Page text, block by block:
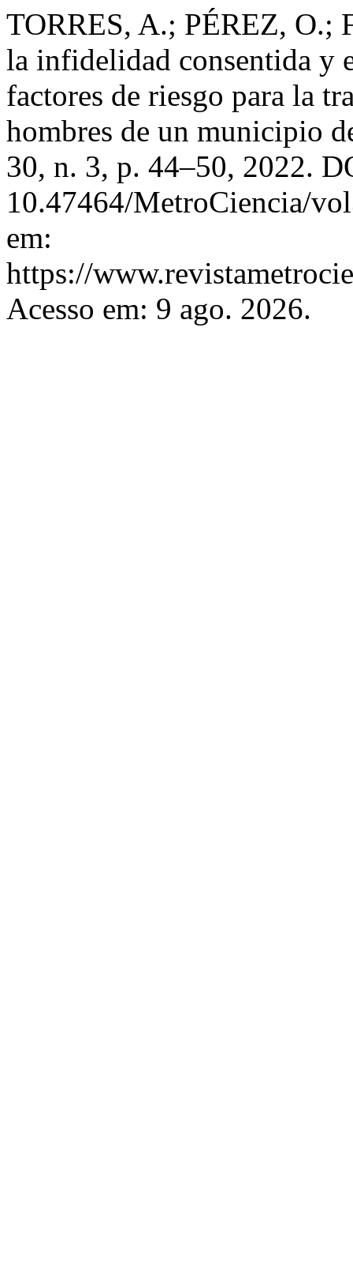
TORRES, A.; PÉREZ, O.;
la infidelidad consentida y
factores de riesgo para la
hombres de un municipio
30, n. 3, p. 44–50, 2022.
10.47464/MetroCiencia/
em:
https://
Acesso em: 9 ago. 2026.